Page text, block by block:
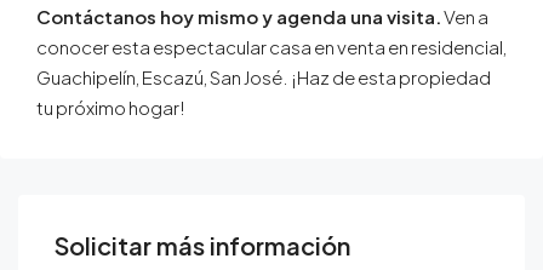
Contáctanos hoy mismo y agenda una visita.Ven a
conocer esta espectacular casa en venta en residencial,
Guachipelín, Escazú, San José. ¡Haz de esta propiedad
tu próximo hogar!
Solicitar más información